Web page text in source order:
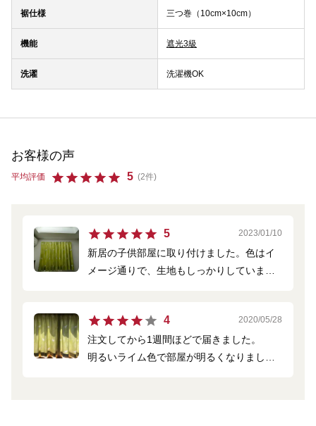
裾仕様 三つ巻（10cm×10cm）
機能 遮光3級
洗濯 洗濯機OK
お客様の声
平均評価 5 (2件)
5 2023/01/10
新居の子供部屋に取り付けました。色はイ
メージ通りで、生地もしっかりしていま
部屋なので、パッと明るい部屋になって嬉
しいです。末永く愛用したいと思います。
素敵な商品をありがとうございました。
4 2020/05/28
注文してから1週間ほどで届きました。
明るいライム色で部屋が明るくなりまし